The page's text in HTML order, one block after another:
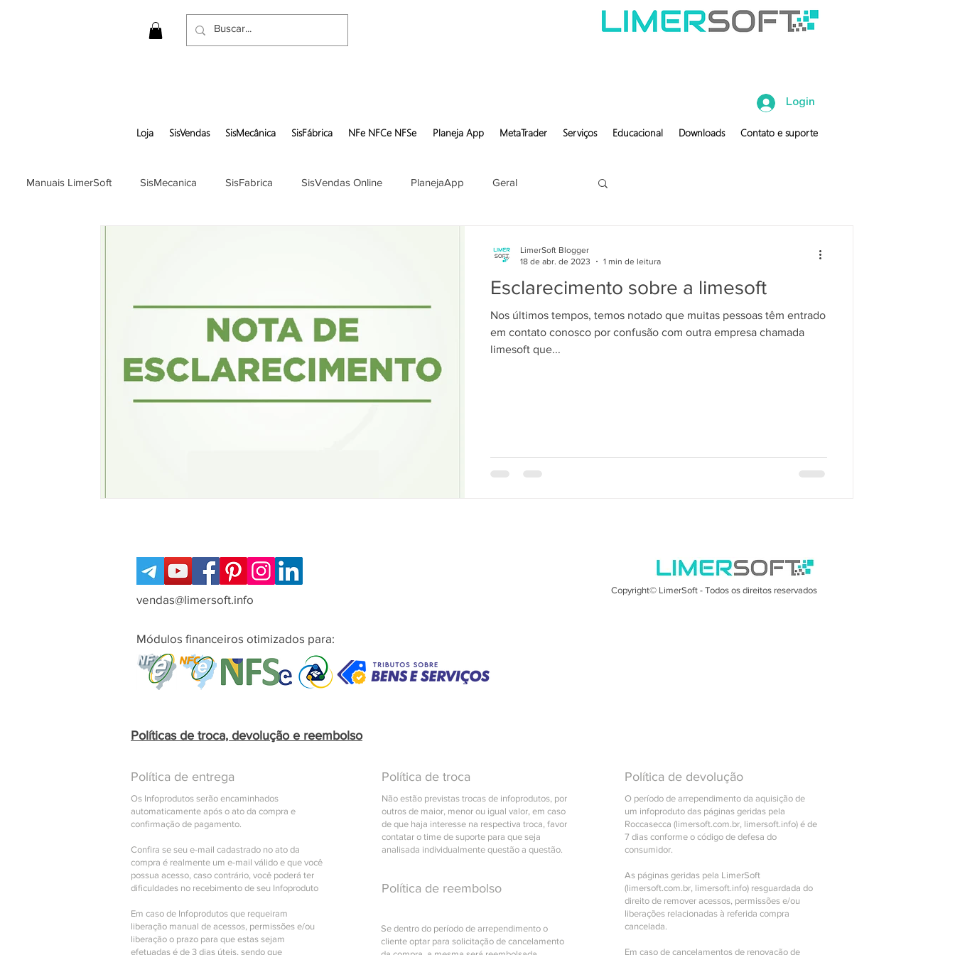
Login
Loja SisVendas SisMecânica SisFábrica NFe NFCe NFSe Planeja App MetaTrader Serviços Educacional Downloads Contato e suporte
Manuais LimerSoft SisMecanica SisFabrica SisVendas Online PlanejaApp Geral
Esclarecimento sobre a limesoft
Nos últimos tempos, temos notado que muitas pessoas têm entrado
em contato conosco por confusão com outra empresa chamada
limesoft que...
LimerSoft Blogger
18 de abr. de 2023
1 min de leitura
vendas@limersoft.info
Copyright© LimerSoft - Todos os direitos reservados
Módulos financeiros otimizados para:
Políticas de troca, devolução e reembolso
Política de entrega
Os Infoprodutos serão encaminhados
automaticamente após o ato da compra e
confirmação de pagamento.
Confira se seu e-mail cadastrado no ato da
compra é realmente um e-mail válido e que você
possua acesso, caso contrário, você poderá ter
dificuldades no recebimento de seu Infoproduto
Em caso de Infoprodutos que requeiram
liberação manual de acessos, permissões e/ou
liberação o prazo para que estas sejam
efetuadas é de 3 dias úteis, sendo que
Política de troca
Não estão previstas trocas de infoprodutos, por
outros de maior, menor ou igual valor, em caso
de que haja interesse na respectiva troca, favor
contatar o time de suporte para que seja
analisada individualmente questão a questão.
Política de reembolso
Se dentro do período de arrependimento o
cliente optar para solicitação de cancelamento
Política de devolução
O período de arrependimento da aquisição de
um infoproduto das páginas geridas pela
Roccasecca (limersoft.com.br, limersoft.info) é de
7 dias conforme o código de defesa do
consumidor.
As páginas geridas pela LimerSoft
(limersoft.com.br, limersoft.info) resguardada do
direito de remover acessos, permissões e/ou
liberações relacionadas à referida compra
cancelada.
Em caso de cancelamentos de renovação de